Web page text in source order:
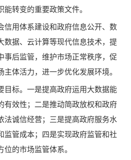
转变的重要政策文件。
用体系建设和政府信息公开、数
数据、云计算等现代信息技术，提
事后监管，维护市场正常秩序，促
体活力，进一步优化发展环境。
标。一是提高政府运用大数据能
有效性；二是推动简政放权和政府
法诚信经营；三是提高政府服务水
监管成本；四是实现政府监管和社
的市场监管体系。